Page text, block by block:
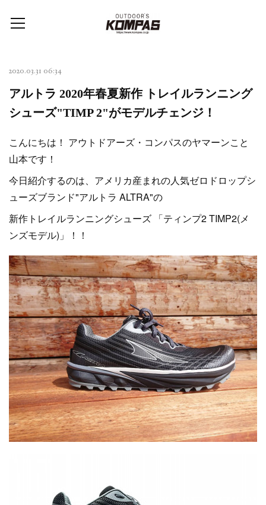
2020.03.31 06:34
アルトラ 2020年春夏新作 トレイルランニング
シューズ"TIMP 2"がモデルチェンジ！
こんにちは！ アウトドアーズ・コンパスのヤマーンこと
山本です！
今日紹介するのは、アメリカ産まれの人気ゼロドロップシ
ューズブランド"アルトラ ALTRA"の
新作トレイルランニングシューズ 「ティンプ2 TIMP2(メ
ンズモデル)」！！